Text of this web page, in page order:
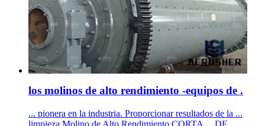
los molinos de alto rendimiento -equipos de .
... pionera en la industria. Proporcionar resultados de la ...
limpieza Molino de Alto Rendimiento CORTA ... DE